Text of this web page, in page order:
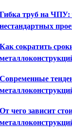
Гибка труб на ЧПУ:
нестандартных
Как сократить
Современные
От чего зависит